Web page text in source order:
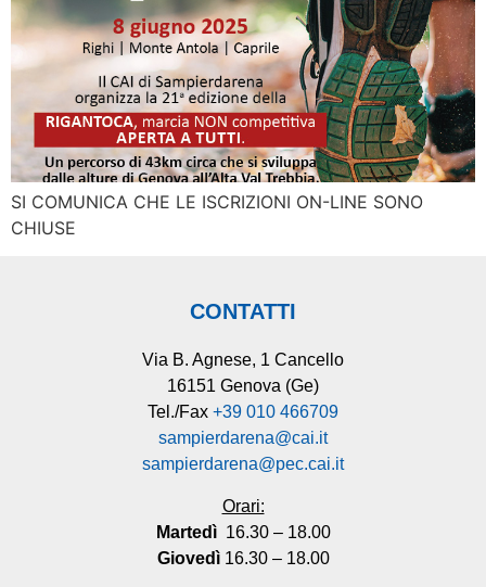
SI COMUNICA CHE LE ISCRIZIONI ON-LINE SONO
CHIUSE
CONTATTI
Via B. Agnese, 1 Cancello
16151 Genova (Ge)
Tel./Fax +39 010 466709
sampierdarena@cai.it
sampierdarena@pec.cai.it
Orari:
Martedì 16.30 – 18.00
Giovedì16.30 – 18.00